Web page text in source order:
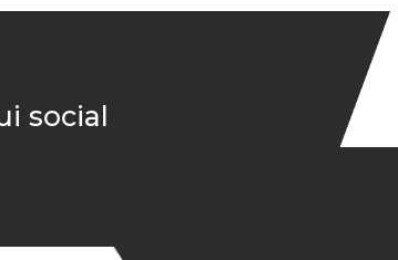
social